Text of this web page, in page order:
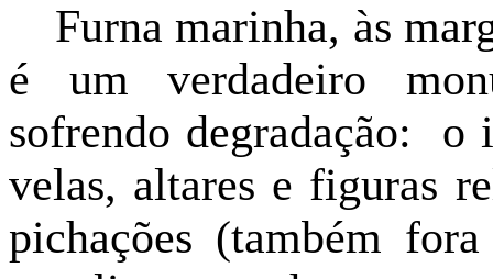
Furna marinha, às
é um verdadeiro
sofrendo degradação: o
velas, altares e figuras
pichações (também